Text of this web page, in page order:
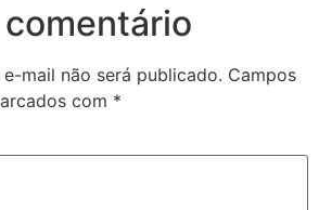
mail não será publicado. Campos
com *